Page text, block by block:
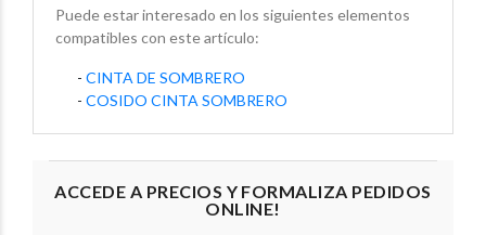
Puede estar interesado en los siguientes elementos
compatibles con este artículo:
- CINTA DE SOMBRERO
- COSIDO CINTA SOMBRERO
ACCEDE A PRECIOS Y FORMALIZA PEDIDOS
ONLINE!